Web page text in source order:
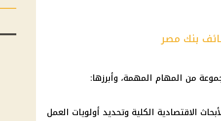
بنك مصر
من المهام المهمة، وأبرزها:
الاقتصادية الكلية وتحديد أولويات العمل